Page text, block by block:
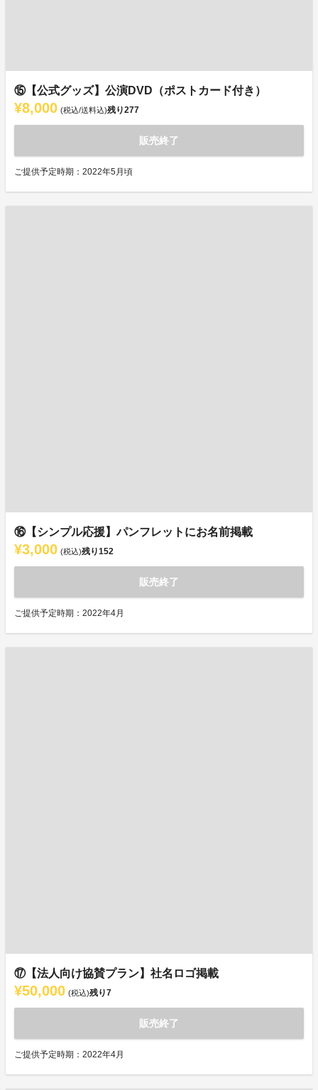
⑮【公式グッズ】公演DVD（ポストカード付き）
¥8,000 (税込/送料込)残り277
販売終了
ご提供予定時期：2022年5月頃
⑯【シンプル応援】パンフレットにお名前掲載
¥3,000 (税込)残り152
販売終了
ご提供予定時期：2022年4月
⑰【法人向け協賛プラン】社名ロゴ掲載
¥50,000 (税込)残り7
販売終了
ご提供予定時期：2022年4月